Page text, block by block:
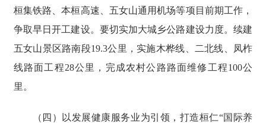
桓集铁路、本桓高速、五女山通用机场等项目前期工作，
争取早日开工建设。要切实加大城乡公路建设力度。续建
五女山景区路南段19.3公里，实施木桦线、二北线、凤柞
线路面工程28公里，完成农村公路路面维修工程100公
里。
（四）以发展健康服务业为引领，打造桓仁“国际养